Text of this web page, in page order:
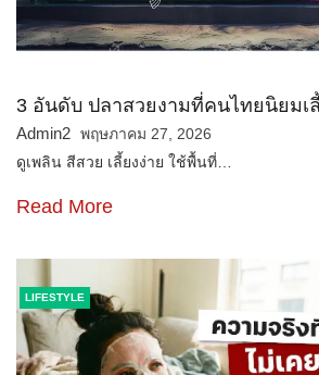
3 อันดับ ปลาสวยงามที่คนไทยนิยมเ
Admin2 พฤษภาคม 27, 2026
ดูเพลิน สีสวย เลี้ยงง่าย ใช้พื้นที่…
Read More
LIFESTYLE